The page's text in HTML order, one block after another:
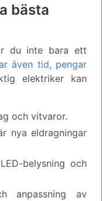
bästa
du inte bara ett
även tid, pengar
elektriker kan
och vitvaror.
nya eldragningar
belysning och
anpassning av